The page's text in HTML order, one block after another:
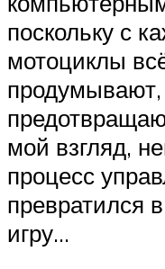
поскольку с
мотоциклы
мой взгляд,
процесс
превратился
игру…